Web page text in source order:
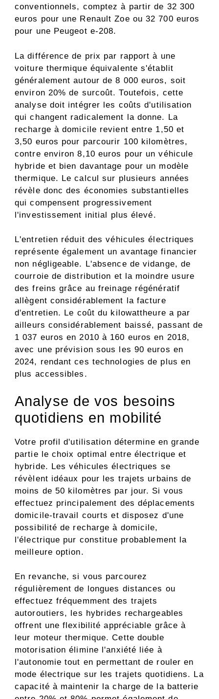
conventionnels, comptez à partir de 32 300
euros pour une Renault Zoe ou 32 700 euros
pour une Peugeot e-208.
La différence de prix par rapport à une
voiture thermique équivalente s'établit
généralement autour de 8 000 euros, soit
environ 20% de surcoût. Toutefois, cette
analyse doit intégrer les coûts d'utilisation
qui changent radicalement la donne. La
recharge à domicile revient entre 1,50 et
3,50 euros pour parcourir 100 kilomètres,
contre environ 8,10 euros pour un véhicule
hybride et bien davantage pour un modèle
thermique. Le calcul sur plusieurs années
révèle donc des économies substantielles
qui compensent progressivement
l'investissement initial plus élevé.
L'entretien réduit des véhicules électriques
représente également un avantage financier
non négligeable. L'absence de vidange, de
courroie de distribution et la moindre usure
des freins grâce au freinage régénératif
allègent considérablement la facture
d'entretien. Le coût du kilowattheure a par
ailleurs considérablement baissé, passant de
1 037 euros en 2010 à 160 euros en 2018,
avec une prévision sous les 90 euros en
2024, rendant ces technologies de plus en
plus accessibles.
Analyse de vos besoins
quotidiens en mobilité
Votre profil d'utilisation détermine en grande
partie le choix optimal entre électrique et
hybride. Les véhicules électriques se
révèlent idéaux pour les trajets urbains de
moins de 50 kilomètres par jour. Si vous
effectuez principalement des déplacements
domicile-travail courts et disposez d'une
possibilité de recharge à domicile,
l'électrique pur constitue probablement la
meilleure option.
En revanche, si vous parcourez
régulièrement de longues distances ou
effectuez fréquemment des trajets
autoroutiers, les hybrides rechargeables
offrent une flexibilité appréciable grâce à
leur moteur thermique. Cette double
motorisation élimine l'anxiété liée à
l'autonomie tout en permettant de rouler en
mode électrique sur les trajets quotidiens. La
capacité à maintenir la charge de la batterie